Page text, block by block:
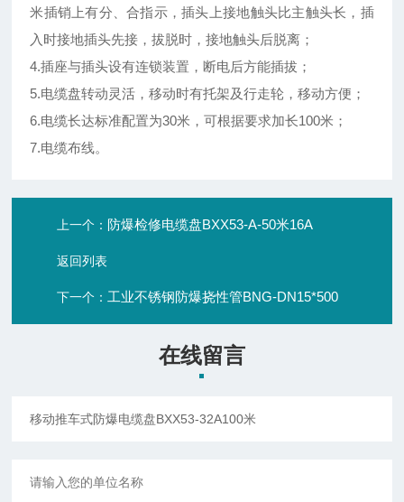
米插销上有分、合指示，插头上接地触头比主触头长，插
入时接地插头先接，拔脱时，接地触头后脱离；
4.插座与插头设有连锁装置，断电后方能插拔；
5.电缆盘转动灵活，移动时有托架及行走轮，移动方便；
6.电缆长达标准配置为30米，可根据要求加长100米；
7.电缆布线。
上一个： 防爆检修电缆盘BXX53-A-50米16A
返回列表
下一个： 工业不锈钢防爆挠性管BNG-DN15*500
在线留言